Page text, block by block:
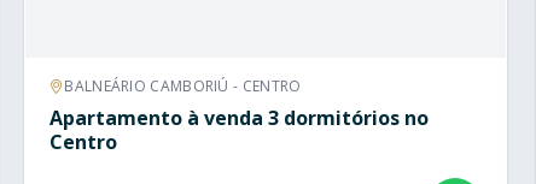
BALNEÁRIO CAMBORIÚ - CENTRO
Apartamento à venda 3 dormitórios no
Centro